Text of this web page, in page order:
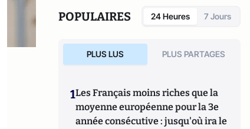
POPULAIRES 24 Heures 7 Jours
PLUS LUS PLUS PARTAGES
1Les Français moins riches que la
moyenne européenne pour la 3e
année consécutive : jusqu'où ira le